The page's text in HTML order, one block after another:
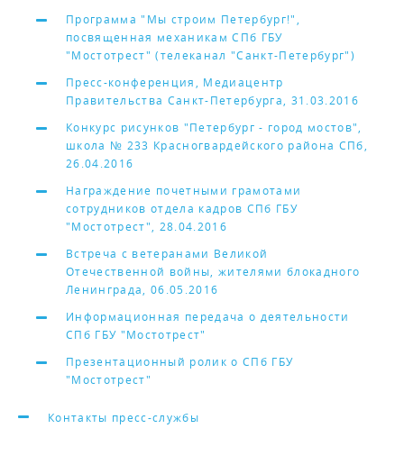
Программа "Мы строим Петербург!",
посвященная механикам СПб ГБУ
"Мостотрест" (телеканал "Санкт-Петербург")
Пресс-конференция, Медиацентр
Правительства Санкт-Петербурга, 31.03.2016
Конкурс рисунков "Петербург - город мостов",
школа № 233 Красногвардейского района СПб,
26.04.2016
Награждение почетными грамотами
сотрудников отдела кадров СПб ГБУ
"Мостотрест", 28.04.2016
Встреча с ветеранами Великой
Отечественной войны, жителями блокадного
Ленинграда, 06.05.2016
Информационная передача о деятельности
СПб ГБУ "Мостотрест"
Презентационный ролик о СПб ГБУ
"Мостотрест"
Контакты пресс-службы